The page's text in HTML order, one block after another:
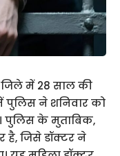
जिले में 28 साल की
पुलिस ने शनिवार को
पुलिस के मुताबिक,
है, जिसे डॉक्टर ने